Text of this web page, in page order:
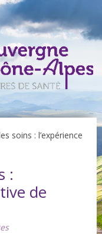
soins : l’expérience
:
de